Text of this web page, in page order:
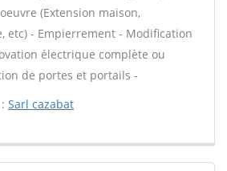
(Extension maison,
etc) - Empierrement - Modification
électrique complète ou
de portes et portails -
Sarl cazabat